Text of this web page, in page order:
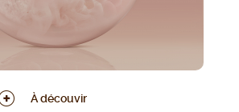
À découvir